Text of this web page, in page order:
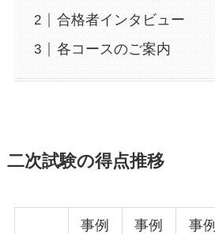
合格者インタビュー
各コースのご案内
二次試験の得点推移
事例
事例
事例